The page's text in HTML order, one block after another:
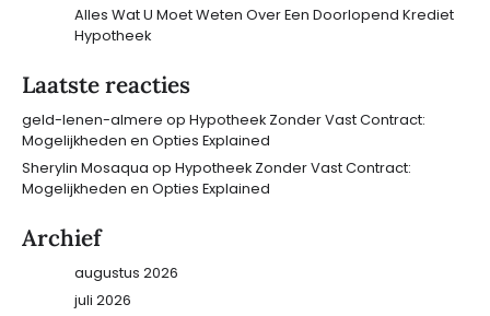
Alles Wat U Moet Weten Over Een Doorlopend Krediet
Hypotheek
Laatste reacties
geld-lenen-almere op Hypotheek Zonder Vast Contract:
Mogelijkheden en Opties Explained
Sherylin Mosaqua op Hypotheek Zonder Vast Contract:
Mogelijkheden en Opties Explained
Archief
augustus 2026
juli 2026